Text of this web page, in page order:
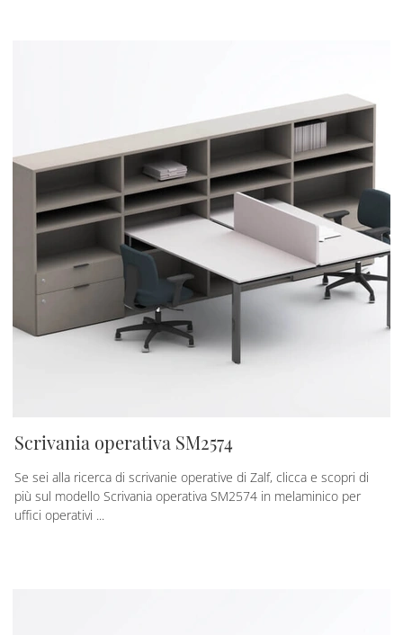
Scrivania operativa SM2574
Se sei alla ricerca di scrivanie operative di Zalf, clicca e scopri di
più sul modello Scrivania operativa SM2574 in melaminico per
uffici operativi ...